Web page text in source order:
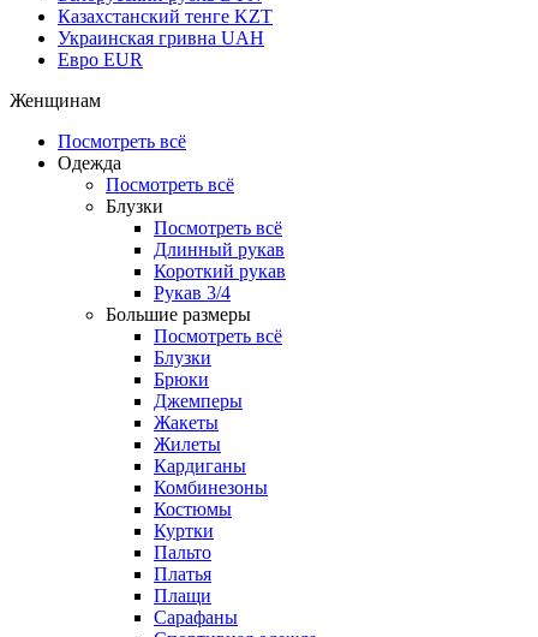
Казахстанский тенге KZT
Украинская гривна UAH
Евро EUR
Женщинам
Посмотреть всё
Одежда
Посмотреть всё
Блузки
Посмотреть всё
Длинный рукав
Короткий рукав
Рукав 3/4
Большие размеры
Посмотреть всё
Блузки
Брюки
Джемперы
Жакеты
Жилеты
Кардиганы
Комбинезоны
Костюмы
Куртки
Пальто
Платья
Плащи
Сарафаны